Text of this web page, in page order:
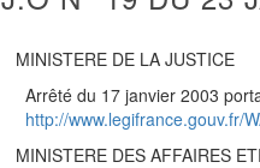
MINISTERE DE LA JUSTICE
Arrêté du 17 janvier 2003
http://www.legifrance.gouv.fr/
MINISTERE DES AFFAIRES